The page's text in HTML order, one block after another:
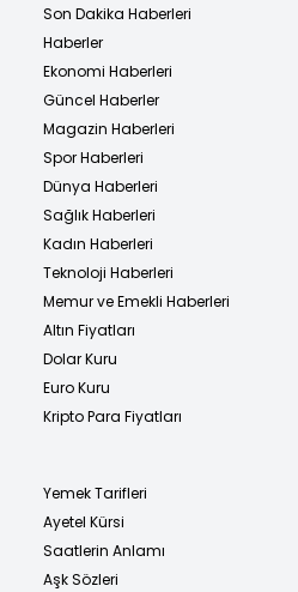
Son Dakika Haberleri
Haberler
Ekonomi Haberleri
Güncel Haberler
Magazin Haberleri
Spor Haberleri
Dünya Haberleri
Sağlık Haberleri
Kadın Haberleri
Teknoloji Haberleri
Memur ve Emekli Haberleri
Altın Fiyatları
Dolar Kuru
Euro Kuru
Kripto Para Fiyatları
Yemek Tarifleri
Ayetel Kürsi
Saatlerin Anlamı
Aşk Sözleri